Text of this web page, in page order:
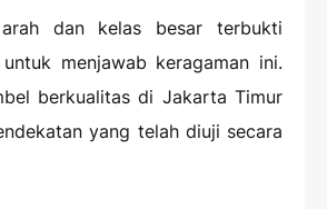
dan kelas besar terbukti
menjawab keragaman ini.
berkualitas di Jakarta Timur
yang telah diuji secara